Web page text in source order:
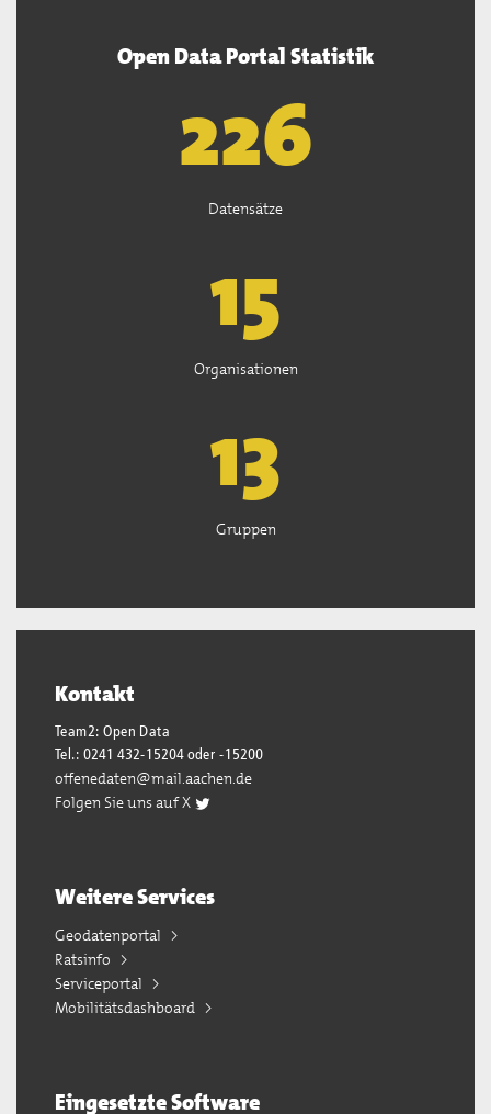
Open Data Portal Statistik
226
Datensätze
15
Organisationen
13
Gruppen
Kontakt
Team2: Open Data
Tel.: 0241 432-15204 oder -15200
offenedaten@mail.aachen.de
Folgen Sie uns auf X
Weitere Services
Geodatenportal
Ratsinfo
Serviceportal
Mobilitätsdashboard
Eingesetzte Software